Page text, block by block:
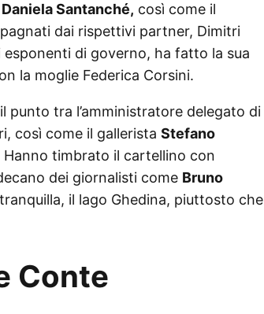
Daniela Santanché, così come il
dai rispettivi partner, Dimitri
esponenti di governo, ha fatto la sua
la moglie Federica Corsini.
punto tra l’amministratore delegato di
così come il gallerista Stefano
Hanno timbrato il cartellino con
dei giornalisti come Bruno
il lago Ghedina, piuttosto che
Conte